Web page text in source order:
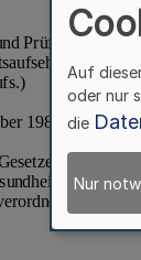
Auf
oder nur
die
Nur